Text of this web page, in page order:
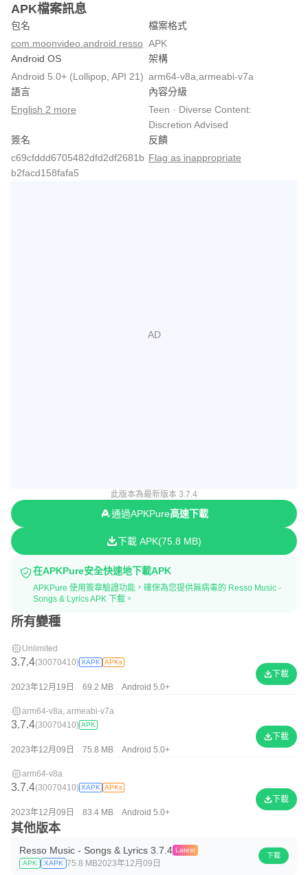
APK檔案訊息
包名
com.moonvideo.android.resso
檔案格式
APK
Android OS
Android 5.0+ (Lollipop, API 21)
架構
arm64-v8a,armeabi-v7a
語言
English 2 more
內容分級
Teen · Diverse Content:
Discretion Advised
簽名
c69cfddd6705482dfd2df2681b
b2facd158fafa5
反饋
Flag as inappropriate
此版本為最新版本 3.7.4
通過APKPure高速下載
下載 APK 75.8 MB
在APKPure安全快速地下載APK
APKPure 使用簽章驗證功能，確保為您提供無病毒的 Resso Music -
Songs & Lyrics APK 下載。
所有變種
Unlimited
3.7.4(30070410) XAPK APKs
2023年12月19日 69.2 MB Android 5.0+
下載
arm64-v8a, armeabi-v7a
3.7.4(30070410) APK
2023年12月09日 75.8 MB Android 5.0+
下載
arm64-v8a
3.7.4(30070410) XAPK APKs
2023年12月09日 83.4 MB Android 5.0+
下載
其他版本
Resso Music - Songs & Lyrics 3.7.4 Latest
APK
XAPK 75.8 MB2023年12月09日
下載